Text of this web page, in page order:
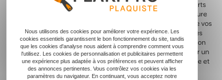
Eviter de comparer les devis permet de concentrer vos efforts
sur la qualité du service offert. Un professionnel unique assure
un suivi personnalisé et une compréhension approfondie de vos
besoins. Il est capable d’ajuster rapidement les paramètres
du projet selon vos attentes. Cette continuité dans l’exécution
se traduit souvent par des résultats plus satisfaisants. Avoir un
professionnel unique en charge favorise une exécution fluide et
sans faille du projet.
Nous utilisons des cookies pour améliorer votre expérience. Les
cookies essentiels garantissent le bon fonctionnement du site, tandis
que les cookies d'analyse nous aident à comprendre comment vous
l'utilisez. Les cookies de personnalisation et publicitaires permettent
une expérience plus adaptée à vos préférences et peuvent afficher
des annonces pertinentes. Vous contrôlez vos cookies via les
paramètres du navigateur. En continuant, vous acceptez notre